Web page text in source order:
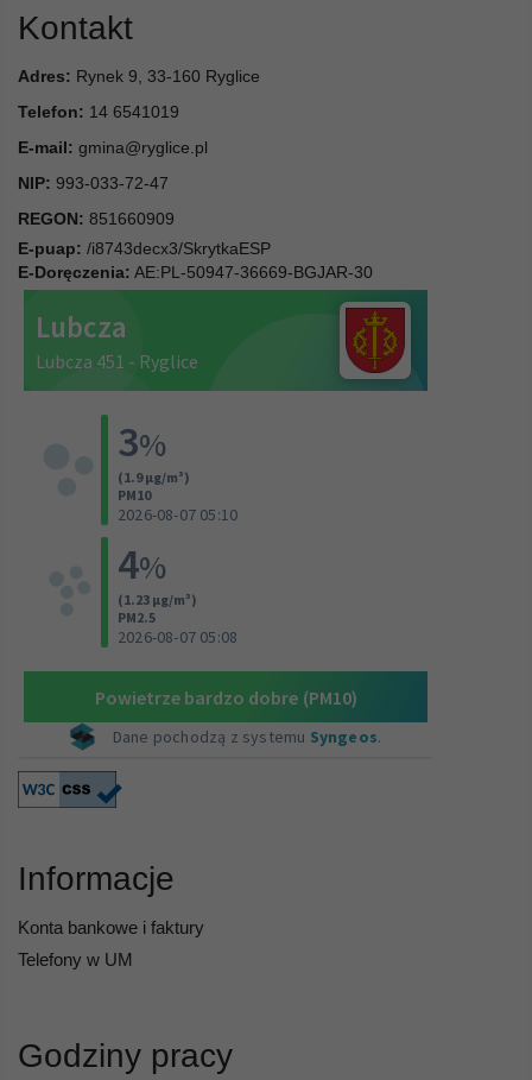
Kontakt
Adres: Rynek 9, 33-160 Ryglice
Telefon: 14 6541019
E-mail: gmina@ryglice.pl
NIP: 993-033-72-47
REGON: 851660909
E-puap: /i8743decx3/SkrytkaESP
E-Doręczenia: AE:PL-50947-36669-BGJAR-30
Informacje
Konta bankowe i faktury
Telefony w UM
Godziny pracy